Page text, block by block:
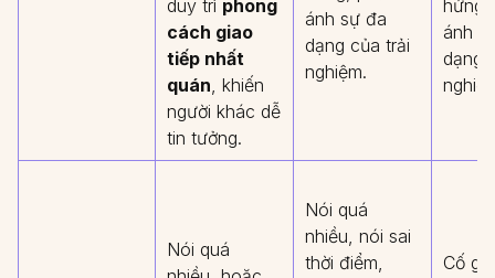
duy trì phong
cách giao
tiếp nhất
quán, khiến
người khác dễ
tin tưởng.
ánh sự đa
dạng của trải
nghiệm.
hứng,
ánh
dạng
Nói quá
Nói quá
nhiều, nói sai
thời điểm,
Cố